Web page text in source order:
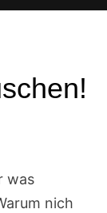
was
nich